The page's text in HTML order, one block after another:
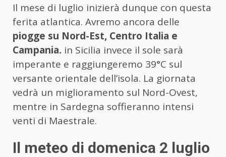
Il mese di luglio inizierà dunque con questa
ferita atlantica. Avremo ancora delle
piogge su Nord-Est, Centro Italia e
Campania. in Sicilia invece il sole sarà
imperante e raggiungeremo 39°C sul
versante orientale dell’isola. La giornata
vedrà un miglioramento sul Nord-Ovest,
mentre in Sardegna soffieranno intensi
venti di Maestrale.
Il meteo di domenica 2 luglio